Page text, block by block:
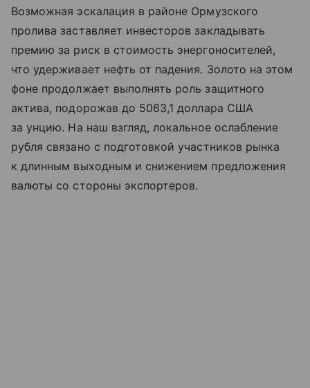
Возможная эскалация в районе Ормузского
пролива заставляет инвесторов закладывать
премию за риск в стоимость энергоносителей,
что удерживает нефть от падения. Золото на этом
фоне продолжает выполнять роль защитного
актива, подорожав до 5063,1 доллара США
за унцию. На наш взгляд, локальное ослабление
рубля связано с подготовкой участников рынка
к длинным выходным и снижением предложения
валюты со стороны экспортеров.